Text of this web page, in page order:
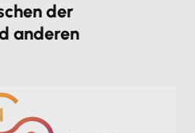
der
anderen